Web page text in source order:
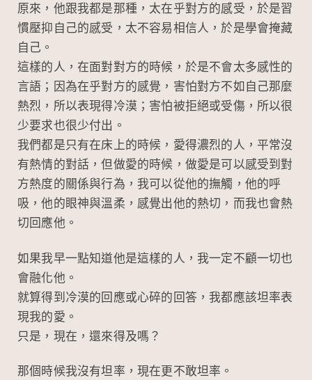
原來，他跟我都是那種，太在乎對方的感受，於是習
慣壓抑自己的感受，太不容易相信人，於是學會掩藏
自己。
這樣的人，在面對對方的時候，於是不會太多感性的
言語；因為在乎對方的感覺，害怕對方不如自己那麼
熱烈，所以表現得冷漠；害怕被拒絕或受傷，所以很
少要求也很少付出。
我們都是只有在床上的時候，愛得濃烈的人，平常沒
有熱情的對話，但做愛的時候，做愛是可以感受到對
方熱度的關係與行為，我可以從他的撫觸，他的呼
吸，他的眼神與溫柔，感覺出他的熱切，而我也會熱
切回應他。
如果我早一點知道他是這樣的人，我一定不顧一切也
會融化他。
就算得到冷漠的回應或心碎的回答，我都應該坦率表
現我的愛。
只是，現在，還來得及嗎？
那個時候我沒有坦率，現在更不敢坦率。